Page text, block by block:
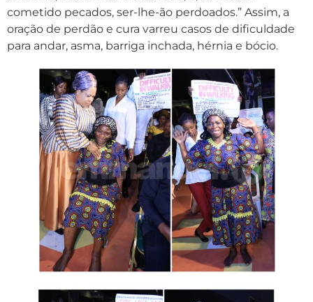
cometido pecados, ser-lhe-ão perdoados.” Assim, a
oração de perdão e cura varreu casos de dificuldade
para andar, asma, barriga inchada, hérnia e bócio.